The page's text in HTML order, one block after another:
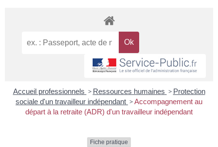
Accueil professionnels > Ressources humaines > Protection
sociale d'un travailleur indépendant >Accompagnement au
départ à la retraite (ADR) d'un travailleur indépendant
Fiche pratique